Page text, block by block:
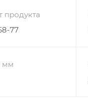
продукта
77
мм